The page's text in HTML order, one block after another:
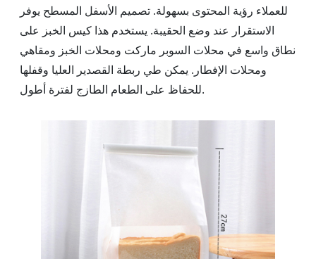
للعملاء رؤية المحتوى بسهولة. تصميم الأسفل المسطح يوفر
الاستقرار عند وضع الحقيبة. يستخدم هذا كيس الخبز على
نطاق واسع في محلات السوبر ماركت ومحلات الخبز ومقاهي
ومحلات الإفطار. يمكن طي ربطة القصدير العليا وقفلها
للحفاظ على الطعام الطازج لفترة أطول.